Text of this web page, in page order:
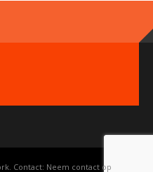
Contact: Neem contact op